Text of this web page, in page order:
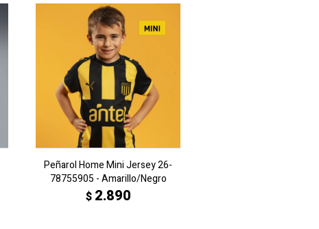
Peñarol Home Mini Jersey 26-
78755905 - Amarillo/Negro
$ 2.890